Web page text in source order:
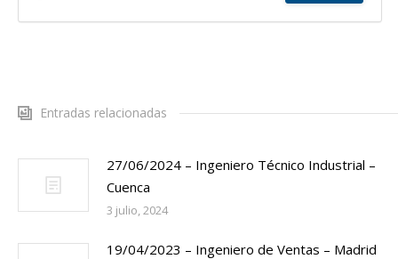
Entradas relacionadas
27/06/2024 – Ingeniero Técnico Industrial –
Cuenca
3 julio, 2024
19/04/2023 – Ingeniero de Ventas – Madrid